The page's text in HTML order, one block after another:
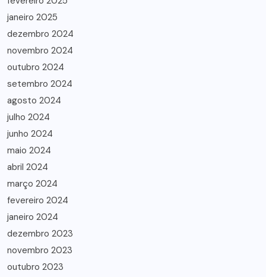
janeiro 2025
dezembro 2024
novembro 2024
outubro 2024
setembro 2024
agosto 2024
julho 2024
junho 2024
maio 2024
abril 2024
março 2024
fevereiro 2024
janeiro 2024
dezembro 2023
novembro 2023
outubro 2023